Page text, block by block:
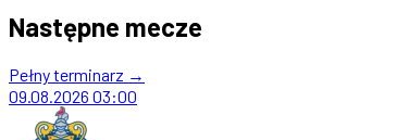
Następne mecze
Pełny terminarz →
09.08.2026 03:00